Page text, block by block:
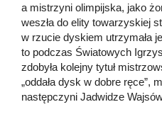
a mistrzyni olimpijska, jako
weszła do elity towarzyskiej
w rzucie dyskiem utrzymała
to podczas Światowych
zdobyła kolejny tytuł
„oddała dysk w dobre ręce”,
następczyni Jadwidze